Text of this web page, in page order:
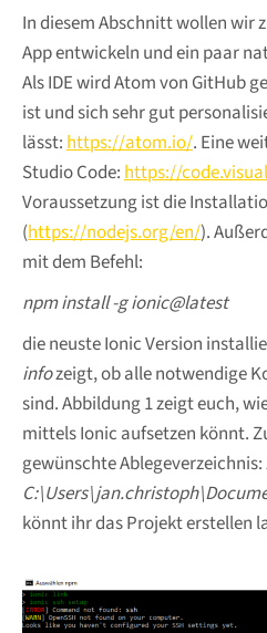
In diesem Abschnitt wollen wir
App entwickeln und ein paar
Als IDE wird Atom von GitHub
ist und sich sehr gut
lässt:https://atom.io/. Eine
Studio Code:https://
Voraussetzung ist die
(https://nodejs.org/en/).
mit dem Befehl:
npm install -g ionic@latest
die neuste Ionic Version
infozeigt, ob alle notwendige
sind. Abbildung 1 zeigt euch,
mittels Ionic aufsetzen könnt.
gewünschte Ablegeverzeichnis:
könnt ihr das Projekt erstellen